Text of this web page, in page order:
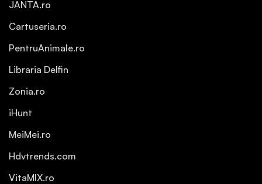
JANTA.ro
Cartuseria.ro
PentruAnimale.ro
Libraria Delfin
Zonia.ro
iHunt
MeiMei.ro
Hdvtrends.com
VitaMIX.ro